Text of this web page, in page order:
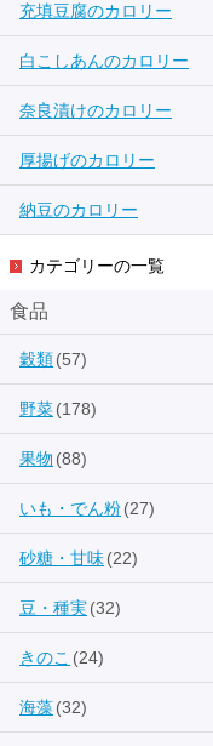
充填豆腐のカロリー
白こしあんのカロリー
奈良漬けのカロリー
厚揚げのカロリー
納豆のカロリー
カテゴリーの一覧
食品
穀類(57)
野菜(178)
果物 (88)
いも・でん粉(27)
砂糖・甘味(22)
豆・種実(32)
きのこ (24)
海藻(32)